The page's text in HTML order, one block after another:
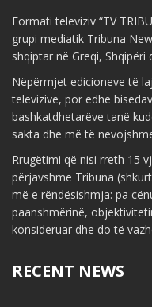
Formati televiziv “TV
grupi mediatik Tribuna
shqiptar në Greqi, Shqipëri
Nëpërmjet edicioneve të
televizive, por edhe
bashkatdhetarëve tanë
sakta dhe më të
Rrugëtimi që nisi rreth 15
përjavshme Tribuna
më e rëndësishmja: pa
paanshmërinë,
konsideruar dhe do të
RECENT NEWS